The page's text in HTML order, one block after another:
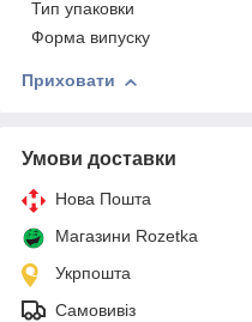
Тип упаковки
Форма випуску
Приховати
Умови доставки
Нова Пошта
Магазини Rozetka
Укрпошта
Самовивіз